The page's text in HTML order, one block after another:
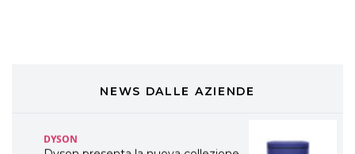
NEWS DALLE AZIENDE
WELLNESS CONGRESS 2022: I
DYSON